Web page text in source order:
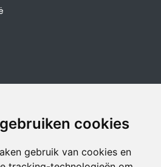
cookies
gebruik van cookies en